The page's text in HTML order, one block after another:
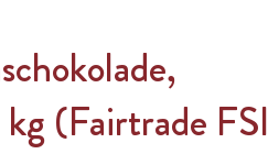
(Fairtrade FSI